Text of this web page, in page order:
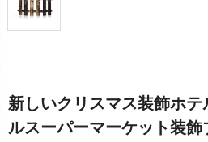
新しいクリスマス装飾ホ
ルスーパーマーケット装